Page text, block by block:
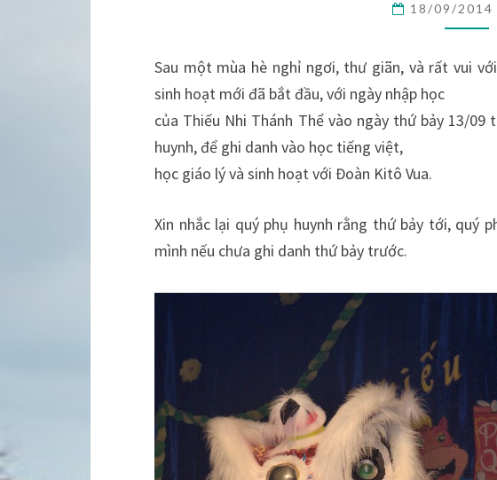
18/09/2014
Sau một mùa hè nghỉ ngơi, thư giãn, và rất vui
sinh hoạt mới đã bắt đầu, với ngày nhập học
của Thiếu Nhi Thánh Thể vào ngày thứ bảy 13/
huynh, để ghi danh vào học tiếng việt,
học giáo lý và sinh hoạt với Đoàn Kitô Vua.
Xin nhắc lại quý phụ huynh rằng thứ bảy tới, quý
mình nếu chưa ghi danh thứ bảy trước.